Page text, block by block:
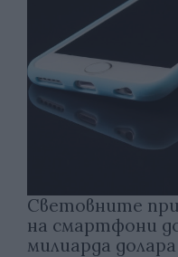
Световните
на смартфони
милиарда долара